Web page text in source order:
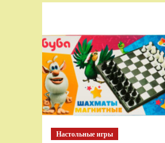
Настольные игры